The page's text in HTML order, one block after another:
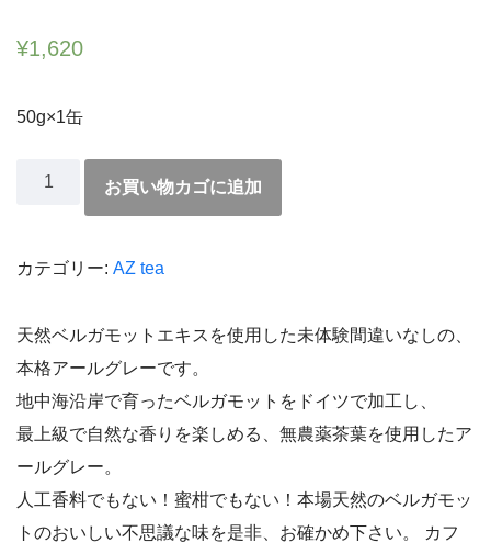
¥1,620
50g×1缶
お買い物カゴに追加
カテゴリー: AZ tea
天然ベルガモットエキスを使用した未体験間違いなしの、
本格アールグレーです。
地中海沿岸で育ったベルガモットをドイツで加工し、
最上級で自然な香りを楽しめる、無農薬茶葉を使用したア
ールグレー。
人工香料でもない！蜜柑でもない！本場天然のベルガモッ
トのおいしい不思議な味を是非、お確かめ下さい。 カフ